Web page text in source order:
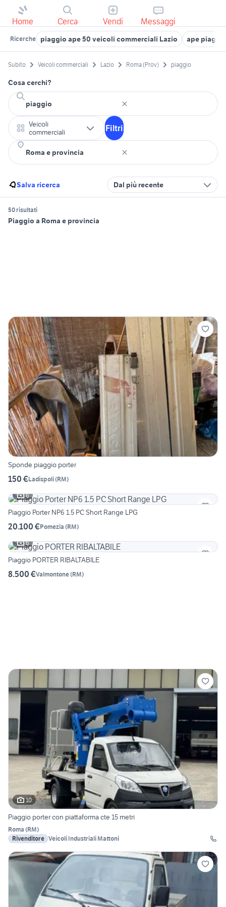
Home Cerca Vendi Messaggi
Ricerche piaggio ape 50 veicoli commerciali Lazio ape
Subito Veicoli commerciali Lazio Roma (Prov) piaggio
Cosa cerchi?
Veicoli
commerciali
Filtri
Salva ricerca Dal più recente
50 risultati
Piaggio a Roma e provincia
Sponde piaggio porter
150 €Ladispoli(RM)
6
Piaggio Porter NP6 1.5 PC Short Range LPG
20.100 €Pomezia (RM)
6
Piaggio PORTER RIBALTABILE
8.500 €Valmontone(RM)
10
Piaggio porter con piattaforma cte 15 metri
Roma (RM)
Rivenditore Veicoli Industriali Mattoni